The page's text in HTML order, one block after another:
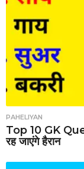
PAHELIYAN
Top 10 GK
रह जाएंगे हैरान